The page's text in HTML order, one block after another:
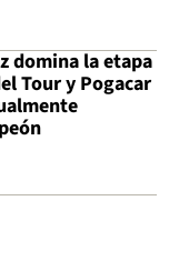
domina la etapa
Tour y Pogacar